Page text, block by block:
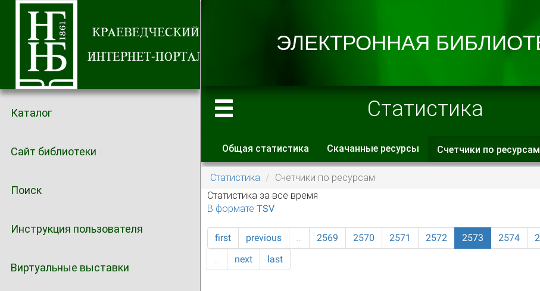
Каталог
Сайт библиотеки
Поиск
Инструкция пользователя
Виртуальные выставки
Статистика
Главные вкладки
Общая статистика Скачанные ресурсы Счетчики по ресурсам
Статистика
Счетчики по ресурсам
Статистика за все время
В формате TSV
first previous … 2569 2570 2571 2572 2573 2574
…
next last